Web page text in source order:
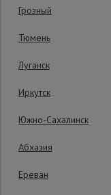
Грозный
Тюмень
Луганск
Иркутск
Южно-Сахалинск
Абхазия
Ереван